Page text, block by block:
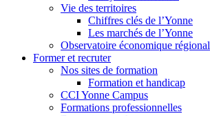
Vie des territoires
Chiffres clés de l’Yonne
Les marchés de l’Yonne
Observatoire économique régional
Former et recruter
Nos sites de formation
Formation et handicap
CCI Yonne Campus
Formations professionnelles